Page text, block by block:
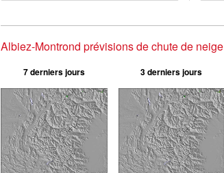
Albiez-Montrond prévisions de chute de neige
7 derniers jours 3 derniers jours